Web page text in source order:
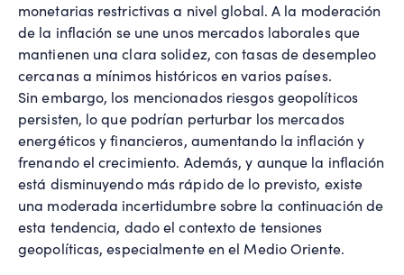
monetarias restrictivas a nivel global. A la moderación
de la inflación se une unos mercados laborales que
mantienen una clara solidez, con tasas de desempleo
cercanas a mínimos históricos en varios países.
Sin embargo, los mencionados riesgos geopolíticos
persisten, lo que podrían perturbar los mercados
energéticos y financieros, aumentando la inflación y
frenando el crecimiento. Además, y aunque la inflación
está disminuyendo más rápido de lo previsto, existe
una moderada incertidumbre sobre la continuación de
esta tendencia, dado el contexto de tensiones
geopolíticas, especialmente en el Medio Oriente.